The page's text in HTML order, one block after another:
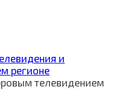
и
регионе
телевидением